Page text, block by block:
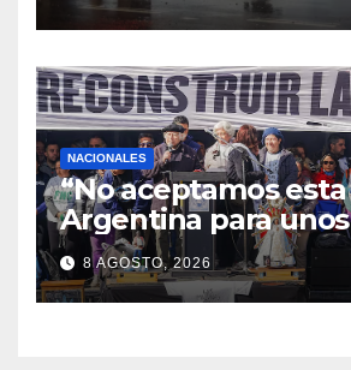
NACIONALES
“No aceptamos esta
Argentina para
8 AGOSTO, 2026